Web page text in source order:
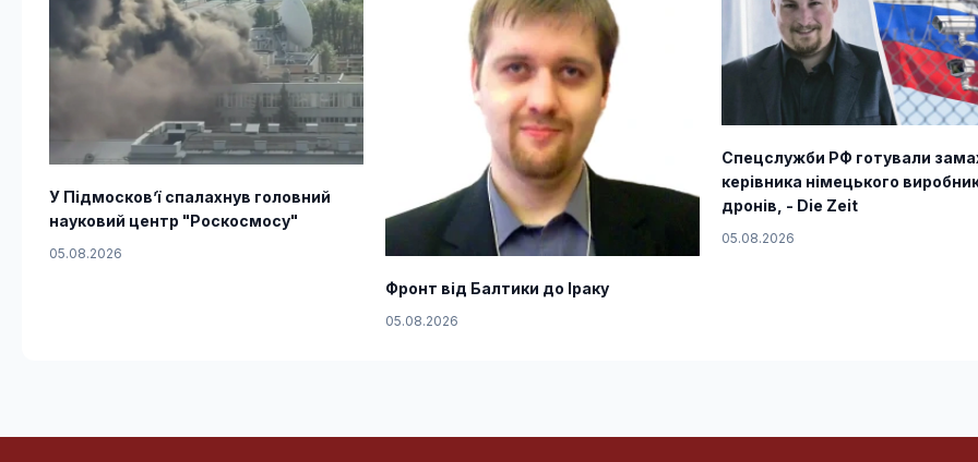
У Підмосков’ї спалахнув головний
науковий центр "Роскосмосу"
05.08.2026
Фронт від Балтики до Іраку
05.08.2026
Спецслужби РФ готували
керівника німецького
дронів, - Die Zeit
05.08.2026